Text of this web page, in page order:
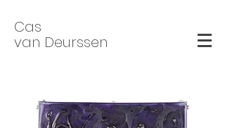
Cas
van Deurssen